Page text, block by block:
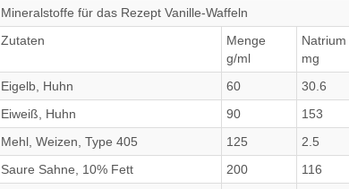
Mineralstoffe für das Rezept Vanille-Waffeln
Zutaten
Menge
g/ml
Natrium
mg
Eigelb, Huhn
60 30.6
Eiweiß, Huhn
90 153
Mehl, Weizen, Type 405
125 2.5
Saure Sahne, 10% Fett
200 116